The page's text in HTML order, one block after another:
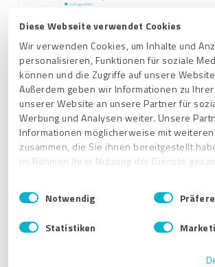
Diese Webseite verwendet Cookies
Wir verwenden Cookies, um Inhalte und
personalisieren, Funktionen für soziale
können und die Zugriffe auf unsere
Außerdem geben wir Informationen zu
unserer Website an unsere Partner für
Werbung und Analysen weiter. Unsere
Informationen möglicherweise mit weiteren
zusammen, die Sie ihnen bereitgestellt
im Rahmen Ihrer Nutzung der Dienste
Impressum
Datenschutzbestimmungen
E
i
n
w
Notwendig
Statistiken